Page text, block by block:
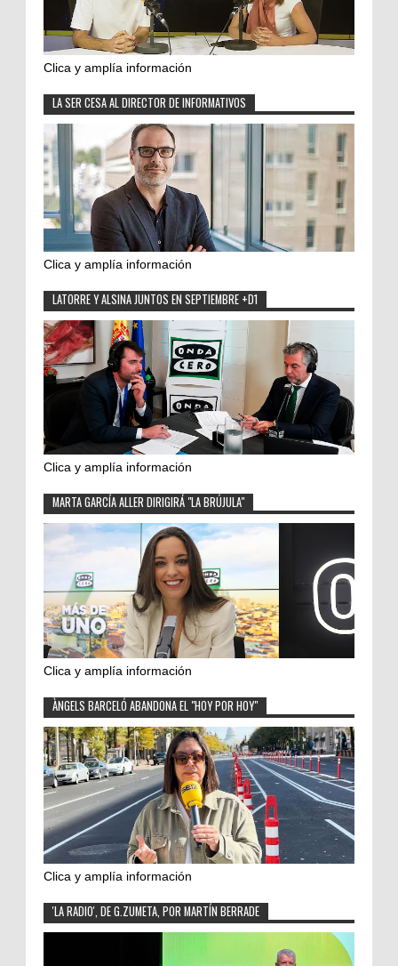
Clica y amplía información
LA SER CESA AL DIRECTOR DE INFORMATIVOS
Clica y amplía información
LATORRE Y ALSINA JUNTOS EN SEPTIEMBRE +D1
Clica y amplía información
MARTA GARCÍA ALLER DIRIGIRÁ "LA BRÚJULA"
Clica y amplía información
ÀNGELS BARCELÓ ABANDONA EL "HOY POR HOY"
Clica y amplía información
'LA RADIO', DE G.ZUMETA, POR MARTÍN BERRADE